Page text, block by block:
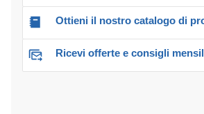
Ottieni il nostro catalogo di
Ricevi offerte e consigli